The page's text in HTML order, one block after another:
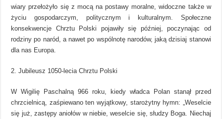
wiary przełożyło się z mocą na postawy moralne, widoczne także w
życiu gospodarczym, politycznym i kulturalnym. Społeczne
konsekwencje Chrztu Polski pojawiły się później, poczynając od
rodziny po naród, a nawet po wspólnotę narodów, jaką dzisiaj stanowi
dla nas Europa.
2. Jubileusz 1050-lecia Chrztu Polski
W Wigilię Paschalną 966 roku, kiedy władca Polan stanął przed
chrzcielnicą, zaśpiewano ten wyjątkowy, starożytny hymn: „Weselcie
się już, zastępy aniołów w niebie, weselcie się, słudzy Boga. Niechaj